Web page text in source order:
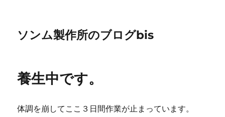
ソンム製作所のブログbis
養生中です。
体調を崩してここ３日間作業が止まっています。